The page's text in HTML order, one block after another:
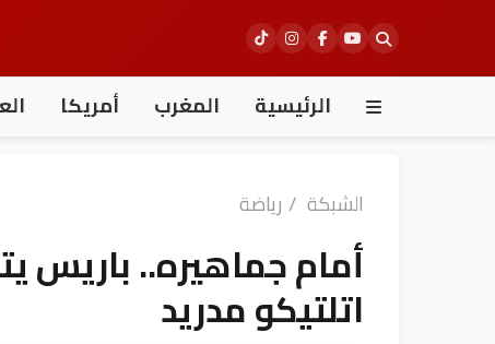
الرئيسية المغرب أمريكا
الشبكة / رياضة
أمام جماهيره.. باريس
اتلتيكو مدريد